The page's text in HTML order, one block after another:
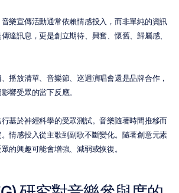
樂宣傳活動通常依賴情感投入，而非單純的資訊
達訊息，更是創立期待、興奮、懷舊、歸屬感、
播放清單、音樂節、巡迴演唱會還是品牌合作，
響受眾的當下反應。
基於神經科學的受眾測試。音樂隨著時間推移而
情感投入從主歌到副歌不斷變化。隨著創意元素
的興趣可能會增強、減弱或恢復。